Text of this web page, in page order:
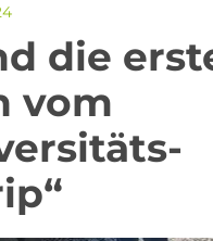
die
vom